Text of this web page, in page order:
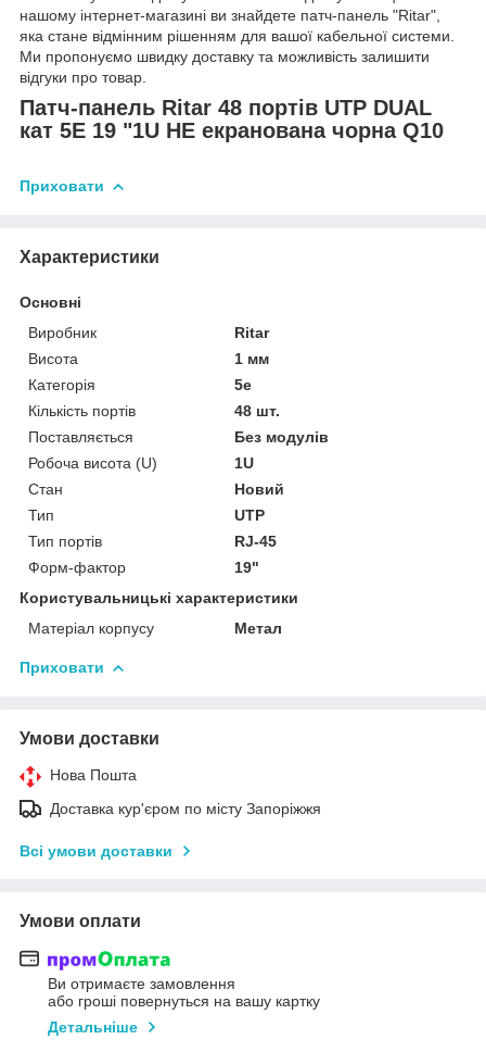
нашому інтернет-магазині ви знайдете патч-панель "Ritar",
яка стане відмінним рішенням для вашої кабельної системи.
Ми пропонуємо швидку доставку та можливість залишити
відгуки про товар.
Патч-панель Ritar 48 портiв UTP DUAL
кат 5Е 19 "1U НЕ екранована чорна Q10
Приховати
Характеристики
Основні
Виробник
Ritar
Висота
1 мм
Категорія
5e
Кількість портів
48 шт.
Поставляється
Без модулів
Робоча висота (U)
1U
Стан
Новий
Тип
UTP
Тип портів
RJ-45
Форм-фактор
19"
Користувальницькі характеристики
Матеріал корпусу
Метал
Приховати
Умови доставки
Нова Пошта
Доставка кур'єром по місту Запоріжжя
Всі умови доставки
Умови оплати
Ви отримаєте замовлення
або гроші повернуться на вашу картку
Детальніше